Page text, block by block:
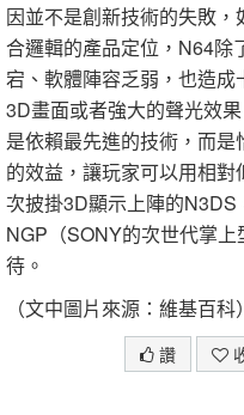
因並不是創新技術的失敗
合邏輯的產品定位，N64除
宕、軟體陣容乏弱，也造
3D畫面或者強大的聲光效
是依賴最先進的技術，而
的效益，讓玩家可以用相
次披掛3D顯示上陣的
NGP（SONY的次世代掌
待。
（文中圖片來源：維基百科）
讚